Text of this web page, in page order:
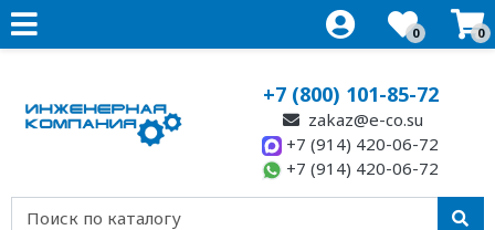
0 0
+7 (800) 101-85-72
zakaz@e-co.su
+7 (914) 420-06-72
+7 (914) 420-06-72